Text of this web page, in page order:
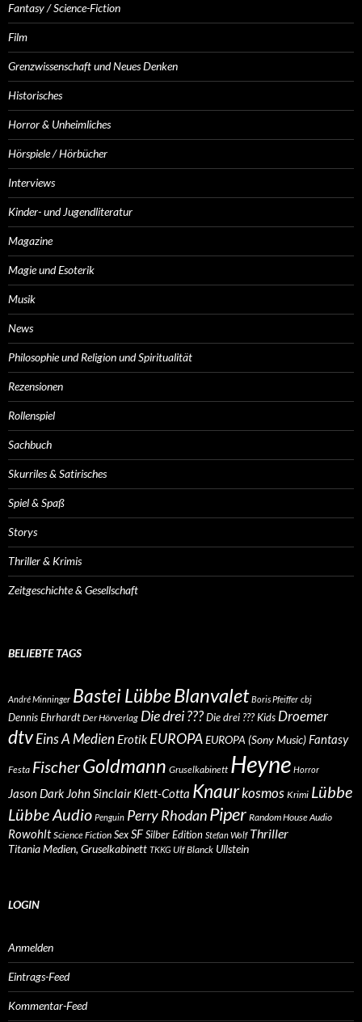
Fantasy / Science-Fiction
Film
Grenzwissenschaft und Neues Denken
Historisches
Horror & Unheimliches
Hörspiele / Hörbücher
Interviews
Kinder- und Jugendliteratur
Magazine
Magie und Esoterik
Musik
News
Philosophie und Religion und Spiritualität
Rezensionen
Rollenspiel
Sachbuch
Skurriles & Satirisches
Spiel & Spaß
Storys
Thriller & Krimis
Zeitgeschichte & Gesellschaft
BELIEBTE TAGS
André Minninger Bastei LübbeBlanvalet Boris Pfeiffer cbj
Dennis Ehrhardt Der Hörverlag Die drei ???Die drei ??? Kids Droemer
dtvEins A Medien Erotik EUROPAEUROPA (Sony Music) Fantasy
Festa FischerGoldmann Gruselkabinett Heyne Horror
Jason Dark John Sinclair Klett-Cotta Knaurkosmos Krimi Lübbe
Lübbe Audio Penguin Perry RhodanPiper Random House Audio
Rowohlt Science Fiction SexSFSilber Edition Stefan Wolf Thriller
Titania Medien, Gruselkabinett TKKG Ulf Blanck Ullstein
LOGIN
Anmelden
Eintrags-Feed
Kommentar-Feed